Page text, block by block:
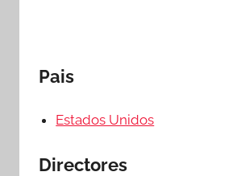
Pais
Estados Unidos
Directores